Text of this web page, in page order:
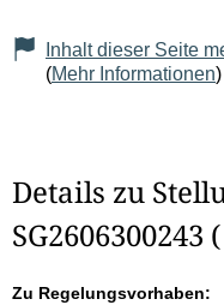
Inhalt dieser Seite
(Mehr Informationen)
Details zu
SG2606300243 (
Zu Regelungsvorhaben: